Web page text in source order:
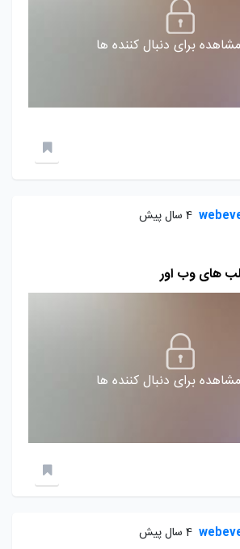
برای دنبال کننده ها
4 سال پیش
های وب اور
برای دنبال کننده ها
4 سال پیش